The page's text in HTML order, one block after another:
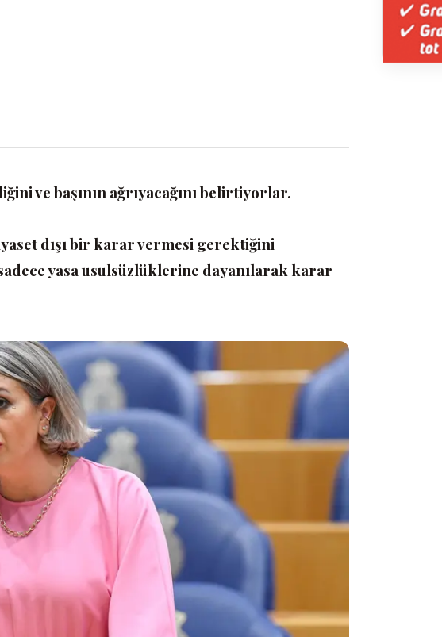
ve başının ağrıyacağını belirtiyorlar.
dışı bir karar vermesi gerektiğini
yasa usulsüzlüklerine dayanılarak karar